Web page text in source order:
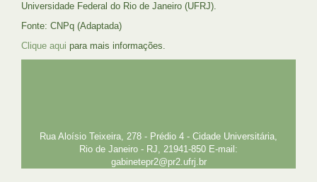
Universidade Federal do Rio de Janeiro (UFRJ).
Fonte: CNPq (Adaptada)
Clique aqui para mais informações.
Rua Aloísio Teixeira, 278 - Prédio 4 - Cidade Universitária,
Rio de Janeiro - RJ, 21941-850 E-mail:
gabinetepr2@pr2.ufrj.br